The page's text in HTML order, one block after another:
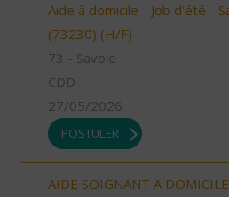
Aide à domicile - Job d'été -
(73230) (H/F)
73 - Savoie
CDD
27/05/2026
POSTULER
AIDE SOIGNANT A